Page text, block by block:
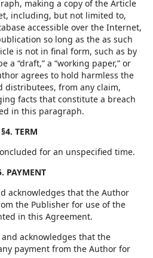
making a copy of the Article
including, but not limited to,
accessible over the Internet,
so long as the as such
is not in final form, such as by
a “draft,” a “working paper,” or
agrees to hold harmless the
distributees, from any claim,
facts that constitute a breach
in this paragraph.
§4. TERM
for an unspecified time.
PAYMENT
acknowledges that the Author
the Publisher for use of the
in this Agreement.
acknowledges that the
payment from the Author for